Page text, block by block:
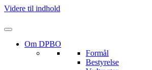
Videre til indhold
Om DPBO
Formål
Bestyrelse